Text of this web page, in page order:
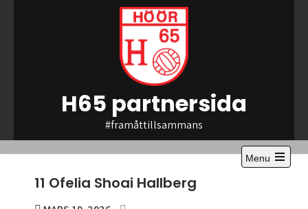
H65 partnersida
#framåttillsammans
Menu
Open
11 Ofelia Shoai Hallberg